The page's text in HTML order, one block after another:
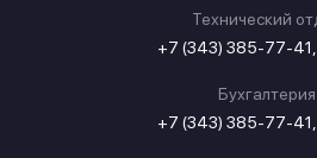
Технический
+7 (343) 385-77-
Бухгалтерия
+7 (343) 385-77-